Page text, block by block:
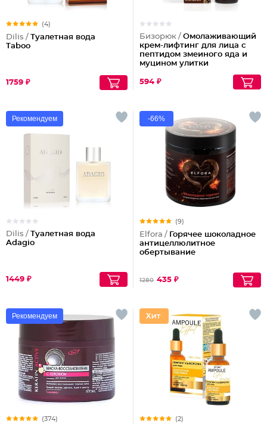
(4)
Dilis / Туалетная вода
Taboo
1759 ₽
Бизорюк / Омолаживающий
крем-лифтинг для лица с
пептидом змеиного яда и
муцином улитки
594 ₽
Рекомендуем
Dilis / Туалетная вода
Adagio
1449 ₽
-66%
(9)
Elfora / Горячее шоколадное
антицеллюлитное
обертывание
1280 435 ₽
Рекомендуем
(374) (2)